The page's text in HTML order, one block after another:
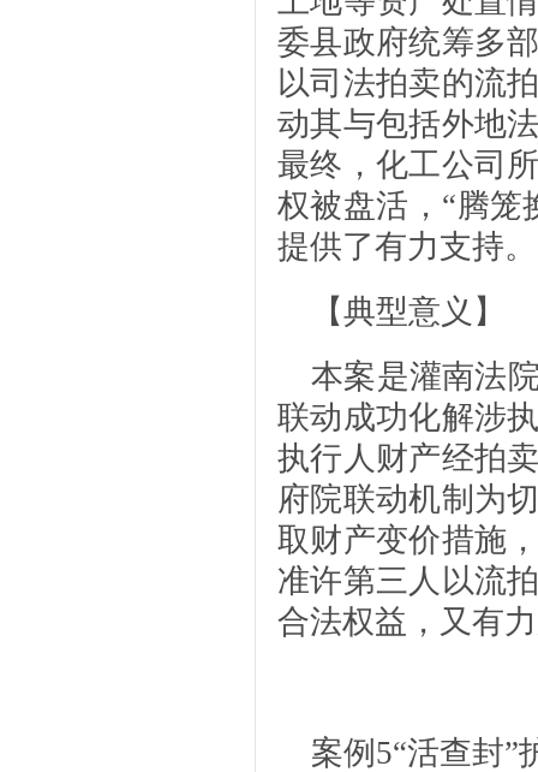
委县政府统筹多
以司法拍卖的流
动其与包括外地
最终，化工公司
权被盘活，“腾笼
提供了有力支持。
【典型意义】
本案是灌南法
联动成功化解涉
执行人财产经拍
府院联动机制为
取财产变价措施
准许第三人以流
合法权益，又有
案例5“活查封”